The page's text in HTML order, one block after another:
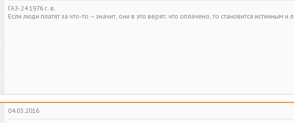
ГАЗ-24 1976 г. в.
Если люди платят за что-то – значит, они в это верят; что оплачено, то становится истинным
04.05.2016